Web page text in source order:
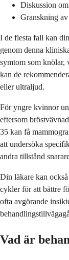
Diskussion
Granskning
I de flesta fall kan
genom denna
symtom som knölar,
kan de
eller ultraljud.
För yngre kvinnor
eftersom
35 kan få
att undersöka
andra tillstånd
Din läkare kan
cykler för att bättre
ofta avgörande
Vad är